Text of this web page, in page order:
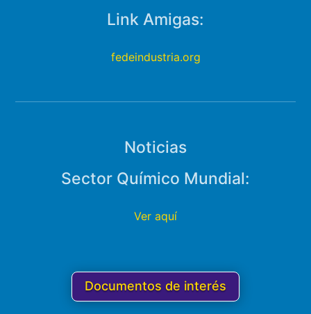
Link Amigas:
fedeindustria.org
Noticias
Sector Químico Mundial:
Ver aquí
Documentos de interés